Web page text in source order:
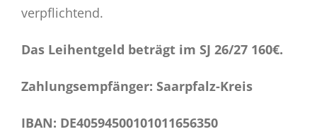
verpflichtend.
Das Leihentgeld beträgt im SJ 26/27 160€.
Zahlungsempfänger: Saarpfalz-Kreis
IBAN: DE40594500101011656350